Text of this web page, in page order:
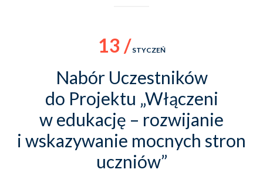
13 / STYCZEŃ
Nabór Uczestników
do Projektu „Włączeni
w edukację – rozwijanie
i wskazywanie mocnych stron
uczniów”